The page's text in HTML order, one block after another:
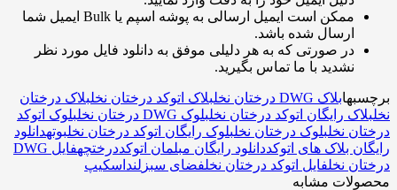
ممکن است ایمیل ارسالی به پوشه اسپم یا Bulk ایمیل شما
ارسال شده باشد.
در صورتی که به هر دلیلی موفق به دانلود فایل مورد نظر
نشدید با ما تماس بگیرید.
بلاک DWG درختان نخل بلاک اتوکد درختان نخلبلاک درختان
رایگان اتوکد درختان نخلبلوک DWG درختان نخل
بلوک اتوکد
نخلبلوک درختان نخلبلوک رایگان اتوکد درختان نخلبوتهدانلود
بلاک های اتوکد دانلود رایگان مبلمان اتوکد درختچه
فایل DWG
نخلفایل اتوکد درختان نخلفضای سبز لنداسکیپ
مشابه